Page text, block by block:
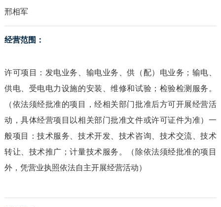
邢相军
经营范围：
许可项目：发电业务、输电业务、供（配）电业务；输电、
供电、受电电力设施的安装、维修和试验；检验检测服务。
（依法须经批准的项目，经相关部门批准后方可开展经营活
动，具体经营项目以相关部门批准文件或许可证件为准）一
般项目：技术服务、技术开发、技术咨询、技术交流、技术
转让、技术推广；计量技术服务。（除依法须经批准的项目
外，凭营业执照依法自主开展经营活动）